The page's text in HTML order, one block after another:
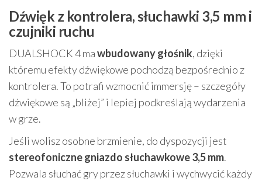
Dźwięk z kontrolera, słuchawki 3,5 mm i
czujniki ruchu
DUALSHOCK 4 mawbudowany głośnik, dzięki
któremu efekty dźwiękowe pochodzą bezpośrednio z
kontrolera. To potrafi wzmocnić immersję – szczegóły
dźwiękowe są „bliżej” i lepiej podkreślają wydarzenia
w grze.
Jeśli wolisz osobne brzmienie, do dyspozycji jest
stereofoniczne gniazdo słuchawkowe 3,5 mm.
Pozwala słuchać gry przez słuchawki i wychwycić każdy